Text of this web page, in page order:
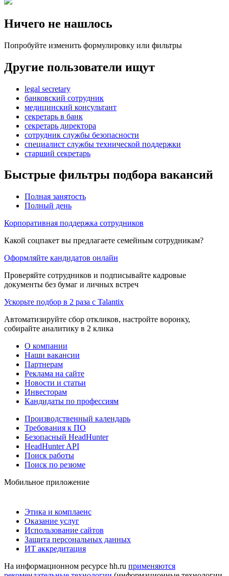
Ничего не нашлось
Попробуйте изменить формулировку или фильтры
Другие пользователи ищут
legal secretary
банковский сотрудник
медицинский консультант
секретарь в банк
секретарь директора
сотрудник службы безопасности
специалист службы технической поддержки
старший секретарь
Быстрые фильтры подбора вакансий
Полная занятость
Полный день
Корпоративная поддержка сотрудников
Какой соцпакет вы предлагаете семейным сотрудникам?
Оформляйте кандидатов онлайн
Проверяйте сотрудников и подписывайте кадровые
документы без бумаг и личных встреч
Ускорьте подбор в 2 раза с Talantix
Автоматизируйте сбор откликов, настройте воронку,
собирайте аналитику в 2 клика
О компании
Наши вакансии
Партнерам
Реклама на сайте
Новости и статьи
Инвесторам
Кандидаты по профессиям
Производственный календарь
Требования к ПО
Безопасный HeadHunter
HeadHunter API
Поиск работы
Поиск по резюме
Мобильное приложение
Этика и комплаенс
Оказание услуг
Использование сайтов
Защита персональных данных
ИТ аккредитация
На информационном ресурсе hh.ru применяются